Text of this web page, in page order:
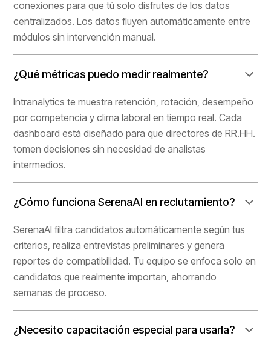
conexiones para que tú solo disfrutes de los datos
centralizados. Los datos fluyen automáticamente entre
módulos sin intervención manual.
¿Qué métricas puedo medir realmente?
Intranalytics te muestra retención, rotación, desempeño
por competencia y clima laboral en tiempo real. Cada
dashboard está diseñado para que directores de RR.HH.
tomen decisiones sin necesidad de analistas
intermedios.
¿Cómo funciona SerenaAI en reclutamiento?
SerenaAI filtra candidatos automáticamente según tus
criterios, realiza entrevistas preliminares y genera
reportes de compatibilidad. Tu equipo se enfoca solo en
candidatos que realmente importan, ahorrando
semanas de proceso.
¿Necesito capacitación especial para usarla?